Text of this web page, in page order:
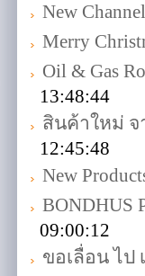
New
Merry
Oil & Gas
13:48:44
สินค้าใหม่ จ
12:45:48
New
BONDHUS
09:00:12
ขอเลื่อน ไป